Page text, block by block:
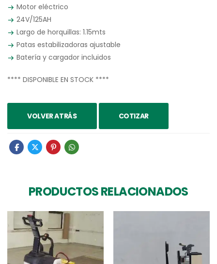
Motor eléctrico
24V/125AH
Largo de horquillas: 1.15mts
Patas estabilizadoras ajustable
Batería y cargador incluidos
**** DISPONIBLE EN STOCK ****
VOLVER ATRÁS COTIZAR
PRODUCTOS RELACIONADOS